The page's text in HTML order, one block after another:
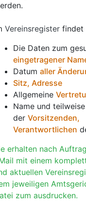
Vereinsregister findet
Die Daten zum
eingetragener
Datum aller
Sitz, Adresse
Allgemeine
Name und
der Vorsitzenden,
Verantwortlichen
erhalten nach
mit einem
aktuellen
jeweiligen
zum ausdrucken.